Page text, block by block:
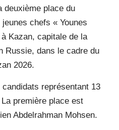
deuxième place du
chefs « Younes
Kazan, capitale de la
Russie, dans le cadre du
2026.
représentant 13
première place est
Abdelrahman Mohsen.